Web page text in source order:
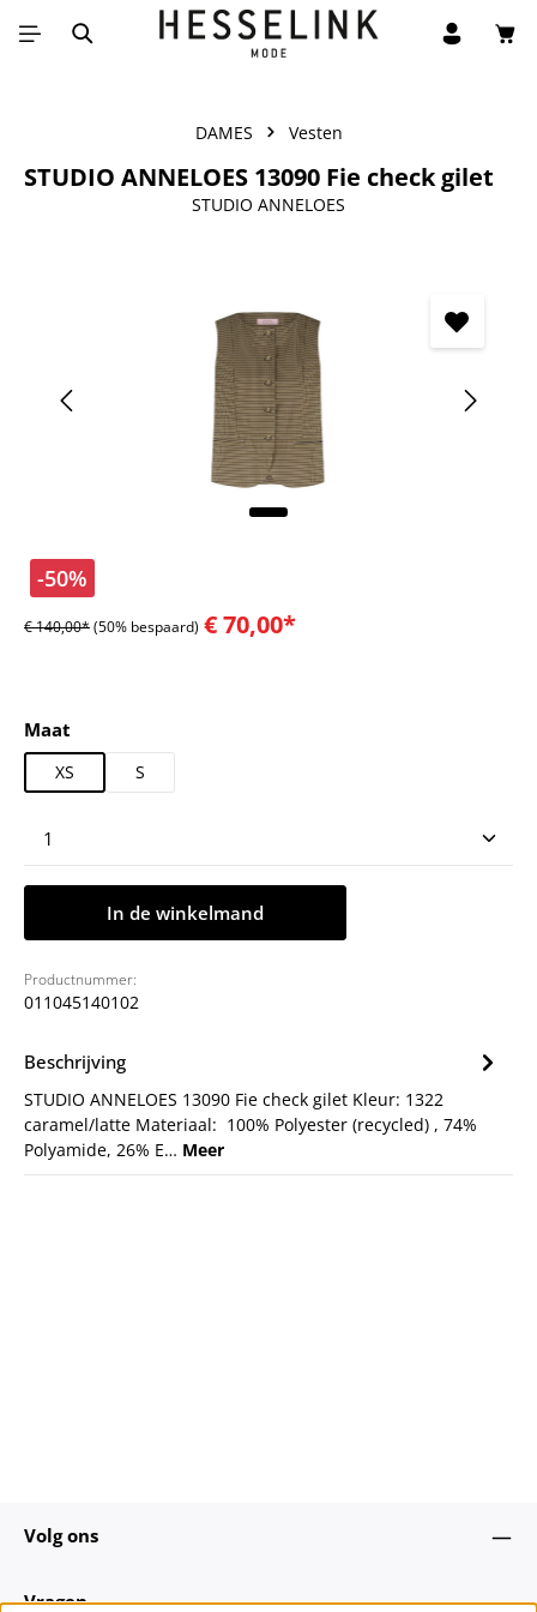
Ga naar de hoofdinhoud
DAMES Vesten
STUDIO ANNELOES 13090 Fie check gilet
STUDIO ANNELOES
-50%
€ 140,00*(50% bespaard) € 70,00*
Selecteer
Maat
XS S
Producthoeveelheid: Voer de gewenste
In de winkelmand
Productnummer:
011045140102
Beschrijving
STUDIO ANNELOES 13090 Fie check gilet Kleur: 1322
caramel/latte Materiaal: 100% Polyester (recycled) , 74%
Polyamide, 26% E… Meer
Volg ons
Vragen